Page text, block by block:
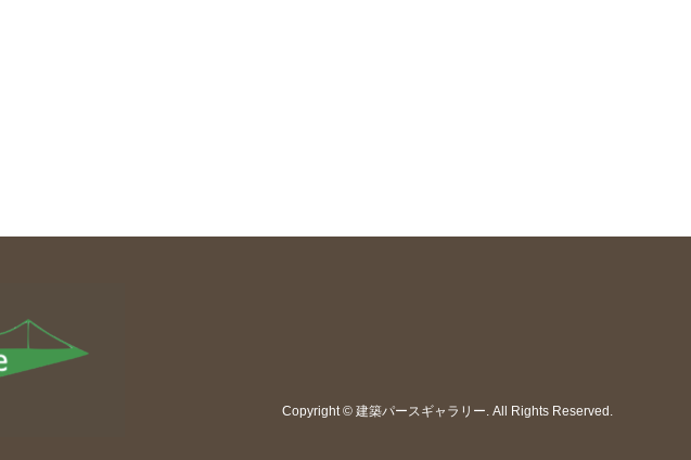
Copyright © 建築パースギャラリー . All Rights Reserved.